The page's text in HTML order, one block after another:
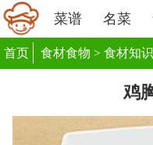
菜谱 名菜
首页 食材食物 > 食材知识
鸡